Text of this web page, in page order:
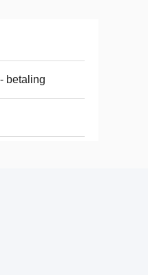
betaling